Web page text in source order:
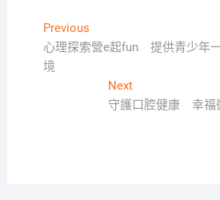
文
章
PreviousPrevious
post:
心理探索營e起fun 提供青少年
境
NextNext
post:
守護口腔健康 幸福